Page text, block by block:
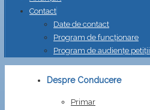
Contact
Date de contact
Program de funcționare
Program de audiențe petiții
Despre Conducere
Primar